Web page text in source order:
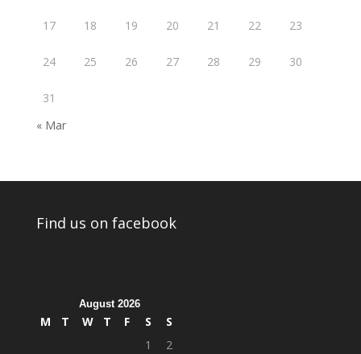
17 18 19 20 21 22 23
24 25 26 27 28 29 30
31
« Mar
Find us on facebook
August 2026
M T W T F S
S
1
2